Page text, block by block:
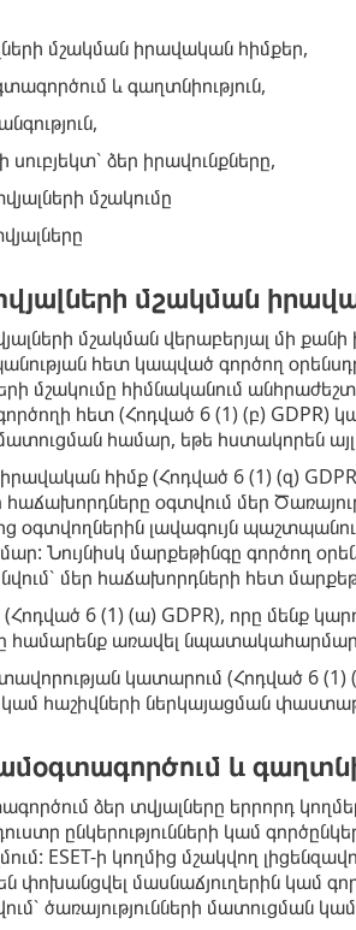
մշակման իրավական հիմքեր,
և գաղտնիություն,
ձեր իրավունքները,
մշակումը
մշակման
մշակման վերաբերյալ մի
հետ կապված գործող
մշակումը հիմնականում
հետ (Հոդված 6 (1) (բ) GDPR)
մատուցման համար, եթե հստակորեն
հիմք (Հոդված 6 (1) (զ)
հաճախորդները օգտվում մեր
օգտվողներին լավագույն
Նույնիսկ մարքեթինգը գործող
մեր հաճախորդների հետ
(Հոդված 6 (1) (ա) GDPR), որը մենք
համարենք առավել
կատարում (Հոդված 6 (1)
հաշիվների ներկայացման
և
ձեր տվյալները երրորդ
դուստր ընկերությունների կամ
ESET-ի կողմից մշակվող
փոխանցվել մասնաճյուղերին կամ
ծառայությունների մատուցման